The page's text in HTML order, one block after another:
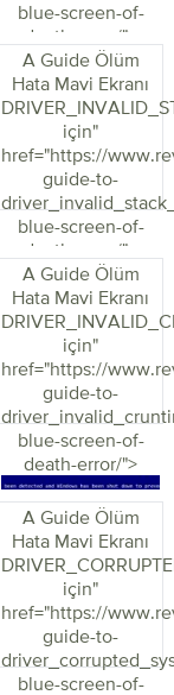
blue-screen-of-
death-error/">
A Guide Ölüm
Hata Mavi Ekranı
için"
href="https://
guide-to-
blue-screen-of-
death-error/">
A Guide Ölüm
Hata Mavi Ekranı
için"
href="https://
guide-to-
blue-screen-of-
death-error/">
A Guide Ölüm
Hata Mavi Ekranı
için"
href="https://
guide-to-
blue-screen-of-